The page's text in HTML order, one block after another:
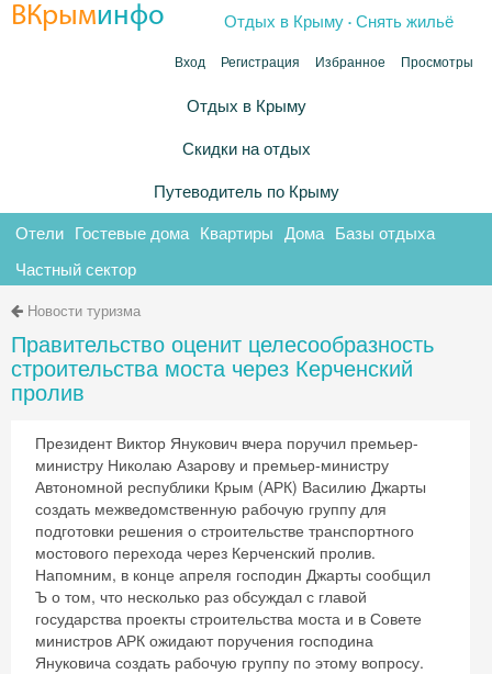
ВКрыминфо Отдых в Крыму .Снять жильё
Вход Регистрация Избранное Просмотры
Отдых в Крыму
Скидки на отдых
Путеводитель по Крыму
Отели Гостевые дома Квартиры Дома Базы отдыха
Частный сектор
Новости туризма
Правительство оценит целесообразность
строительства моста через Керченский
пролив
Президент Виктор Янукович вчера поручил премьер-
министру Николаю Азарову и премьер-министру
Автономной республики Крым (АРК) Василию Джарты
создать межведомственную рабочую группу для
подготовки решения о строительстве транспортного
мостового перехода через Керченский пролив.
Напомним, в конце апреля господин Джарты сообщил
Ъ о том, что несколько раз обсуждал с главой
государства проекты строительства моста и в Совете
министров АРК ожидают поручения господина
Януковича создать рабочую группу по этому вопросу.